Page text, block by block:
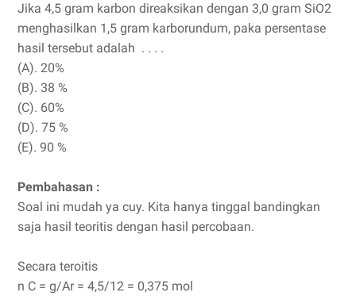
Jika 4,5 gram karbon direaksikan dengan 3,0 gram SiO2
menghasilkan 1,5 gram karborundum, paka persentase
hasil tersebut adalah . . . .
(A). 20%
(B). 38 %
(C). 60%
(D). 75 %
(E). 90 %
Pembahasan :
Soal ini mudah ya cuy. Kita hanya tinggal bandingkan
saja hasil teoritis dengan hasil percobaan.
Secara teroitis
n C = g/Ar = 4,5/12 = 0,375 mol